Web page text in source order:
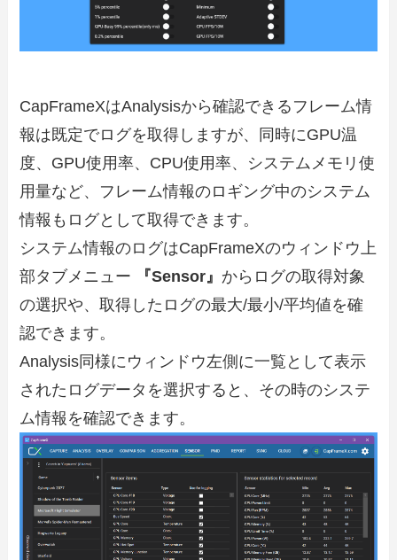
CapFrameXはAnalysisから確認できるフレーム情
報は既定でログを取得しますが、同時にGPU温
度、GPU使用率、CPU使用率、システムメモリ使
用量など、フレーム情報のロギング中のシステム
情報もログとして取得できます。
システム情報のログはCapFrameXのウィンドウ上
部タブメニュー
『Sensor』 からログの取得対象
の選択や、取得したログの最大/最小/平均値を確
認できます。
Analysis同様にウィンドウ左側に一覧として表示
されたログデータを選択すると、その時のシステ
ム情報を確認できます。